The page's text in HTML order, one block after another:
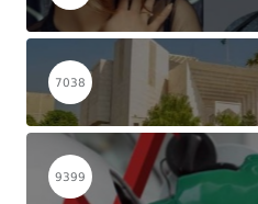
7038
9399